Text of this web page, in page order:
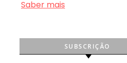
Saber mais
SUBSCRIÇÃO